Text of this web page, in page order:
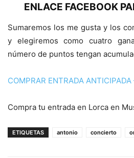
ENLACE FACEBOOK
Sumaremos los me gusta y los
y elegiremos como cuatro
número de puntos tengan
COMPRAR ENTRADA
Compra tu entrada en Lorca en
ETIQUETAS antonio concierto